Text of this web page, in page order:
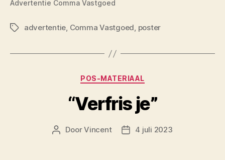
Advertentie Comma Vastgoed
Tagsadvertentie, Comma Vastgoed, poster
Categorieën
POS-MATERIAAL
“Verfris je”
Berichtauteur
DoorVincent Berichtdatum
4 juli 2023